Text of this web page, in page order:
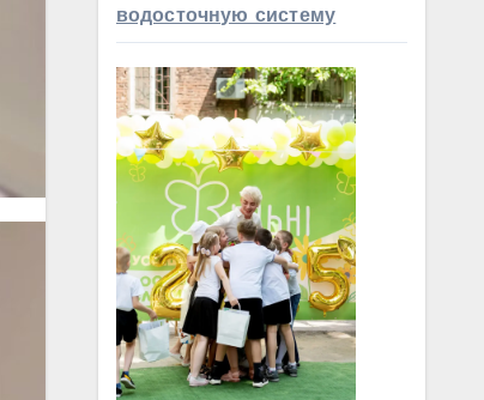
водосточную систему